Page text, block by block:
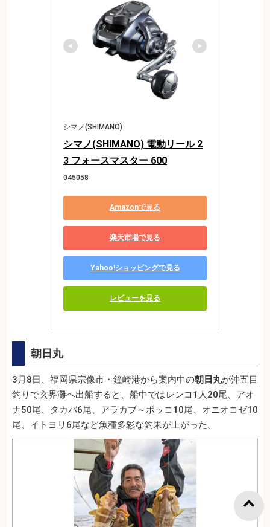
シマノ(SHIMANO)
シマノ(SHIMANO) 電動リール 2
3 フォースマスター 600
045058
Amazonで見る
楽天市場で見る
Yahoo!ショッピングで見る
レビューを見る
朝日丸
3月8日、福岡県宗像市・鐘崎港から案内中の朝日丸が沖五目
釣りで玄界灘へ出船すると、船中ではレンコ1人20尾、アオ
ナ50尾、タカバ6尾、アラカブ～ボッコ10尾、オニオコゼ10
尾、イトヨリ6尾など魚種多彩な釣果が上がった。